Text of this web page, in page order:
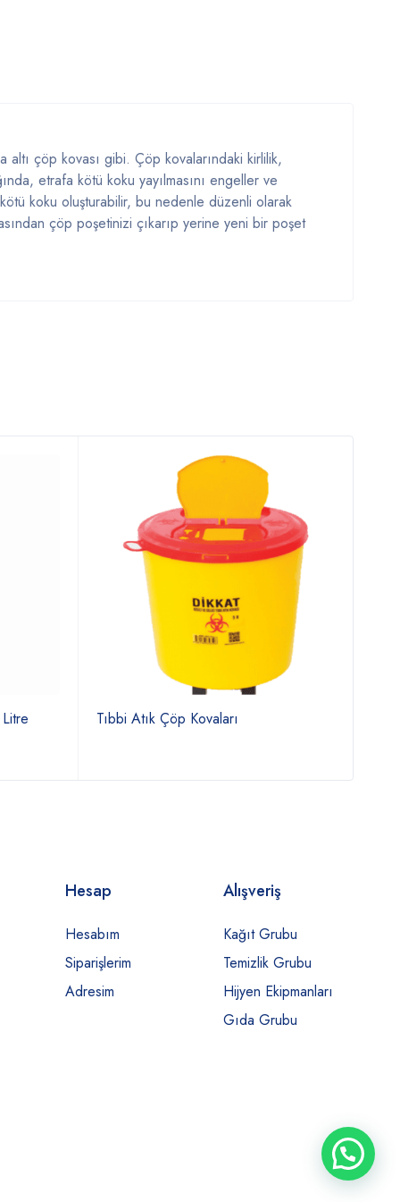
altı çöp kovası gibi. Çöp kovalarındaki kirlilik,
etrafa kötü koku yayılmasını engeller ve
koku oluşturabilir, bu nedenle düzenli olarak
çöp poşetinizi çıkarıp yerine yeni bir poşet
Tıbbi Atık Çöp Kovaları
Hesap
Hesabım
Siparişlerim
Adresim
Alışveriş
Kağıt Grubu
Temizlik Grubu
Hijyen Ekipmanları
Gıda Grubu